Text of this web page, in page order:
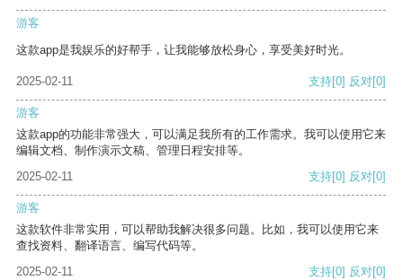
游客
这款app是我娱乐的好帮手，让我能够放松身心，享受美好时光。
2025-02-11 支持[0] 反对[0]
游客
这款app的功能非常强大，可以满足我所有的工作需求。我可以使用它来
编辑文档、制作演示文稿、管理日程安排等。
2025-02-11
支持[0] 反对[0]
游客
这款软件非常实用，可以帮助我解决很多问题。比如，我可以使用它来
查找资料、翻译语言、编写代码等。
2025-02-11
支持[0] 反对[0]